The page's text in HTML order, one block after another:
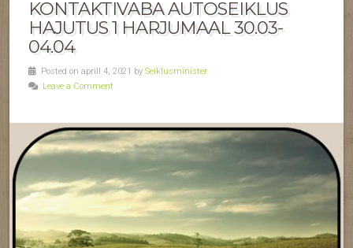
KONTAKTIVABA AUTOSEIKLUS
HAJUTUS 1 HARJUMAAL 30.03-
04.04
Posted on aprill 4, 2021 by Seiklusminister
Leave a Comment